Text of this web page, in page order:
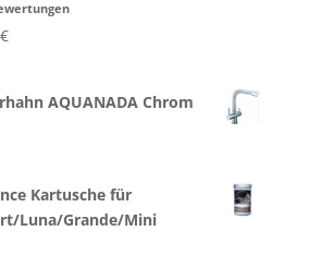
€
AQUANADA Chrom
€.
Kartusche für
Luna/Grande/Mini